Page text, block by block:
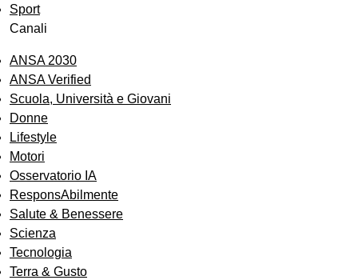
Sport
Canali
ANSA 2030
ANSA Verified
Scuola, Università e Giovani
Donne
Lifestyle
Motori
Osservatorio IA
ResponsAbilmente
Salute & Benessere
Scienza
Tecnologia
Terra & Gusto